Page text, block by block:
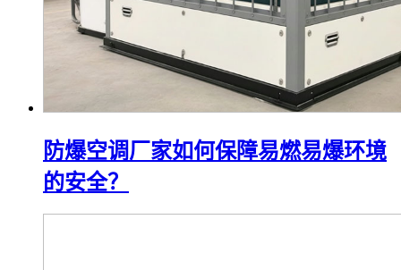
防爆空调厂家如何保障易燃易爆环境
的安全？